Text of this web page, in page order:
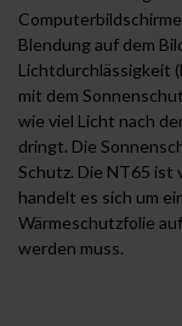
Blendung auf dem
Lichtdurchlässigkeit
mit dem
wie viel Licht nach
dringt. Die
Schutz. Die NT65 ist
handelt es sich um
Wärmeschutzfolie
werden muss.